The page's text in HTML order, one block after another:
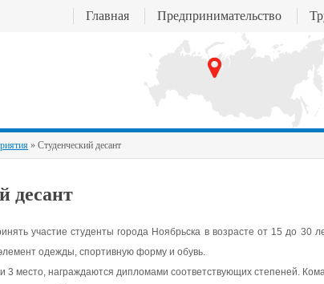
Главная Предпринимательство
» Студенческий десант
десант
участие студенты города Ноябрьска в возрасте от 15 до 30
одежды, спортивную форму и обувь.
3 место, награждаются дипломами соответствующих степеней.